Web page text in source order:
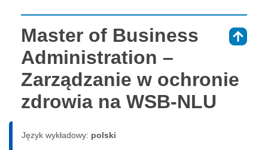
Master of Business
Administration –
Zarządzanie w ochronie
zdrowia na WSB-NLU
Język wykładowy: polski